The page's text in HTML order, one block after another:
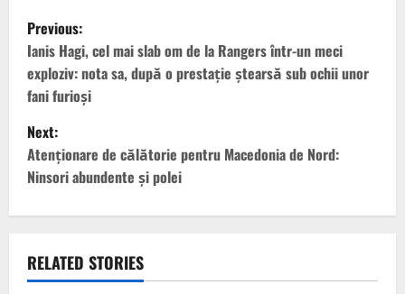
P
o
s
t
n
a
v
Previous:
Ianis Hagi, cel mai slab om de la Rangers într-un meci
exploziv: nota sa, după o prestație ștearsă sub ochii unor
fani furioși
Next:
Atenţionare de călătorie pentru Macedonia de Nord:
Ninsori abundente şi polei
RELATED STORIES